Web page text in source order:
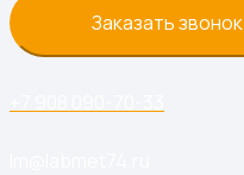
Заказать звонок